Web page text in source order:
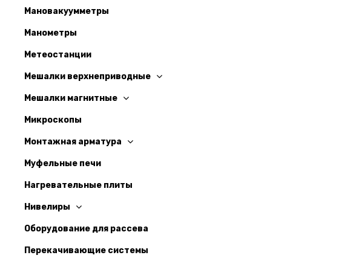
Мановакуумметры
Манометры
Метеостанции
Мешалки верхнеприводные
Мешалки магнитные
Микроскопы
Монтажная арматура
Муфельные печи
Нагревательные плиты
Нивелиры
Оборудование для рассева
Перекачивающие системы